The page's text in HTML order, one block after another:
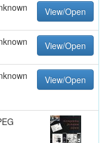
View/Open
View/Open
View/Open